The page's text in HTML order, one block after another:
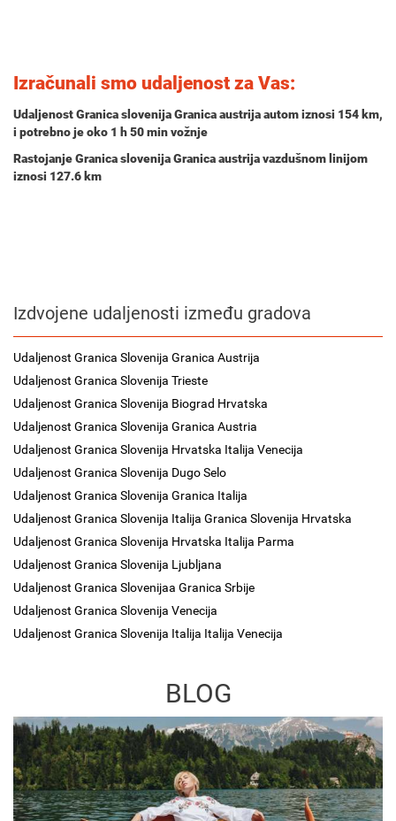
Izračunali smo udaljenost za Vas:
Udaljenost Granica slovenija Granica austrija autom iznosi 154 km,
i potrebno je oko 1 h 50 minvožnje
Rastojanje Granica slovenija Granica austrija vazdušnom linijom
iznosi 127.6 km
Izdvojene udaljenosti između gradova
Udaljenost Granica Slovenija Granica Austrija
Udaljenost Granica Slovenija Trieste
Udaljenost Granica Slovenija Biograd Hrvatska
Udaljenost Granica Slovenija Granica Austria
Udaljenost Granica Slovenija Hrvatska Italija Venecija
Udaljenost Granica Slovenija Dugo Selo
Udaljenost Granica Slovenija Granica Italija
Udaljenost Granica Slovenija Italija Granica Slovenija Hrvatska
Udaljenost Granica Slovenija Hrvatska Italija Parma
Udaljenost Granica Slovenija Ljubljana
Udaljenost Granica Slovenijaa Granica Srbije
Udaljenost Granica Slovenija Venecija
Udaljenost Granica Slovenija Italija Italija Venecija
BLOG